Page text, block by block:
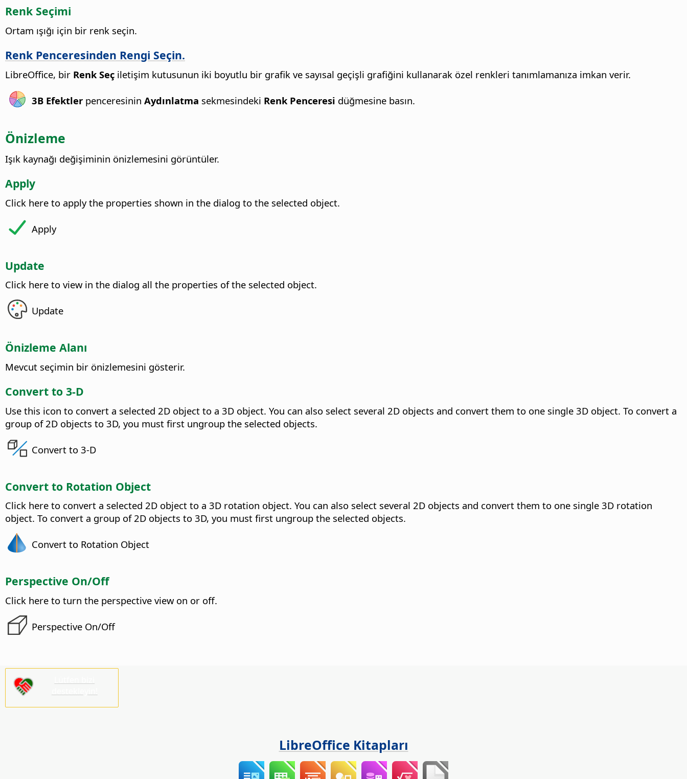
Renk Seçimi
Ortam ışığı için bir renk seçin.
Renk Penceresinden Rengi Seçin.
LibreOffice, bir Renk Seç iletişim kutusunun iki boyutlu bir grafik ve sayısal geçişli grafiğini kullanarak özel renkleri tanımlamanıza imkan verir.
3B Efektler penceresininAydınlatma sekmesindeki Renk Penceresi düğmesine basın.
Önizleme
Işık kaynağı değişiminin önizlemesini görüntüler.
Apply
Click here to apply the properties shown in the dialog to the selected object.
Apply
Update
Click here to view in the dialog all the properties of the selected object.
Update
Önizleme Alanı
Mevcut seçimin bir önizlemesini gösterir.
Convert to 3-D
Use this icon to convert a selected 2D object to a 3D object. You can also select several 2D objects and convert them to one single 3D object. To convert a
group of 2D objects to 3D, you must first ungroup the selected objects.
Convert to 3-D
Convert to Rotation Object
Click here to convert a selected 2D object to a 3D rotation object. You can also select several 2D objects and convert them to one single 3D rotation
object. To convert a group of 2D objects to 3D, you must first ungroup the selected objects.
Convert to Rotation Object
Perspective On/Off
Click here to turn the perspective view on or off.
Perspective On/Off
LibreOffice Kitapları